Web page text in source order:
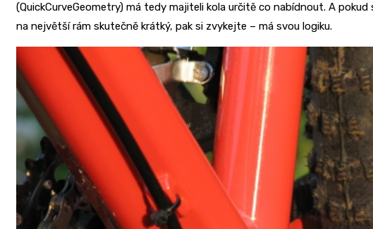
(QuickCurveGeometry) má tedy majiteli kola určitě co nabídnout. A
na největší rám skutečně krátký, pak si zvykejte – má svou logiku.